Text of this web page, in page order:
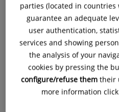
Blanca García
FACULTATIVO
Oftalmología
Ver ficha
parties (located in
guarantee an adequate
user authentication,
services and showing
the analysis of your
cookies by pressing the
configure/refuse them their
more information